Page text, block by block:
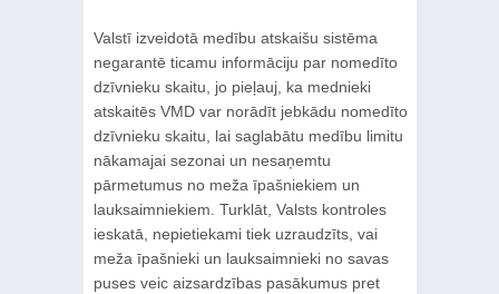
Valstī izveidotā medību atskaišu sistēma
negarantē ticamu informāciju par nomedīto
dzīvnieku skaitu, jo pieļauj, ka mednieki
atskaitēs VMD var norādīt jebkādu nomedīto
dzīvnieku skaitu, lai saglabātu medību limitu
nākamajai sezonai un nesaņemtu
pārmetumus no meža īpašniekiem un
lauksaimniekiem. Turklāt, Valsts kontroles
ieskatā, nepietiekami tiek uzraudzīts, vai
meža īpašnieki un lauksaimnieki no savas
puses veic aizsardzības pasākumus pret